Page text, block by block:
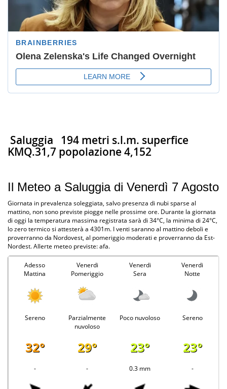
Saluggia 194 metri s.l.m. superfice
KMQ.31,7 popolazione 4,152
Il Meteo a Saluggia di Venerdì 7 Agosto
Giornata in prevalenza soleggiata, salvo presenza di nubi sparse al
mattino, non sono previste piogge nelle prossime ore. Durante la giornata
di oggi la temperatura massima registrata sarà di 34°C, la minima di 24°C,
lo zero termico si attesterà a 4301m. I venti saranno al mattino deboli e
proverranno da Nordovest, al pomeriggio moderati e proverranno da Est-
Nordest. Allerte meteo previste: afa.
Adesso
Mattina
Venerdi
Pomeriggio
Venerdi
Sera
Venerdi
Notte
Sereno
Parzialmente
nuvoloso
Poco nuvoloso Sereno
32° 29° 23° 23°
- - 0.3 mm -